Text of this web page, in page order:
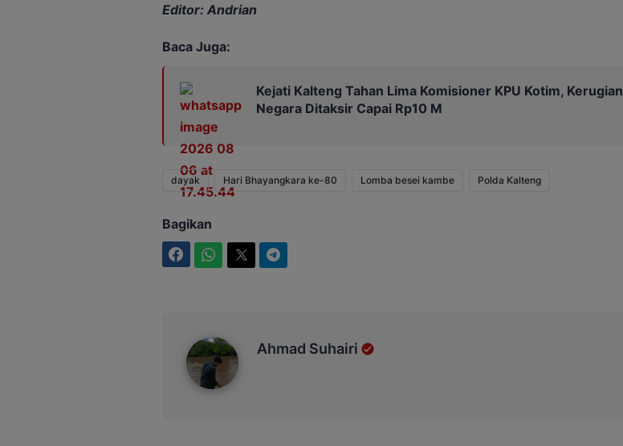
Editor: Andrian
Baca Juga:
Kejati Kalteng Tahan Lima Komisioner KPU Kotim, Kerugian
Negara Ditaksir Capai Rp10 M
dayak Hari Bhayangkara ke-80 Lomba besei kambe Polda Kalteng
Bagikan
Ahmad Suhairi